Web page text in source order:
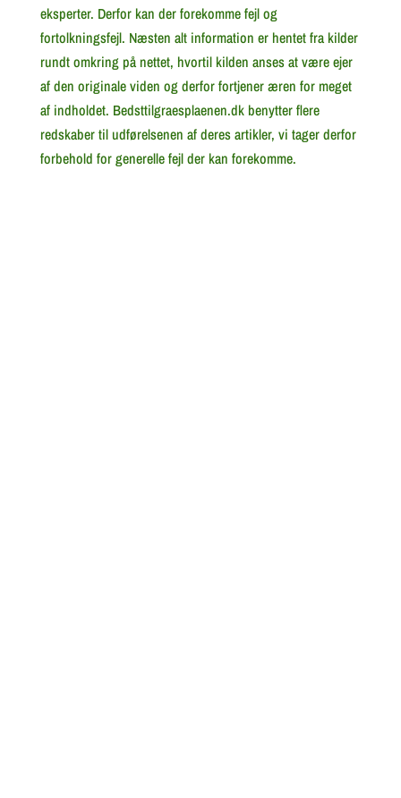
eksperter. Derfor kan der forekomme fejl og
fortolkningsfejl. Næsten alt information er hentet fra kilder
rundt omkring på nettet, hvortil kilden anses at være ejer
af den originale viden og derfor fortjener æren for meget
af indholdet. Bedsttilgraesplaenen.dk benytter flere
redskaber til udførelsenen af deres artikler, vi tager derfor
forbehold for generelle fejl der kan forekomme.